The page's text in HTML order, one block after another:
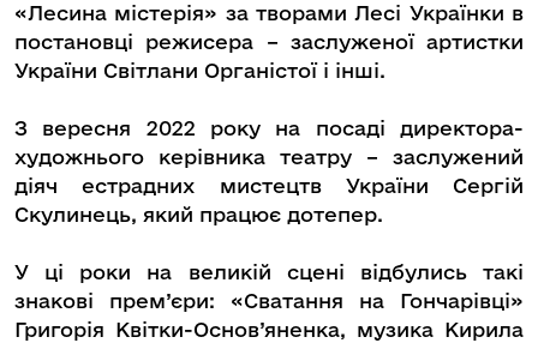
«Лесина містерія» за творами Лесі Українки в
постановці режисера – заслуженої артистки
України Світлани Органістої і інші.
З вересня 2022 року на посаді директора-
художнього керівника театру – заслужений
діяч естрадних мистецтв України Сергій
Скулинець, який працює дотепер.
У ці роки на великій сцені відбулись такі
знакові прем’єри: «Сватання на Гончарівці»
Григорія Квітки-Основ’яненка, музика Кирила